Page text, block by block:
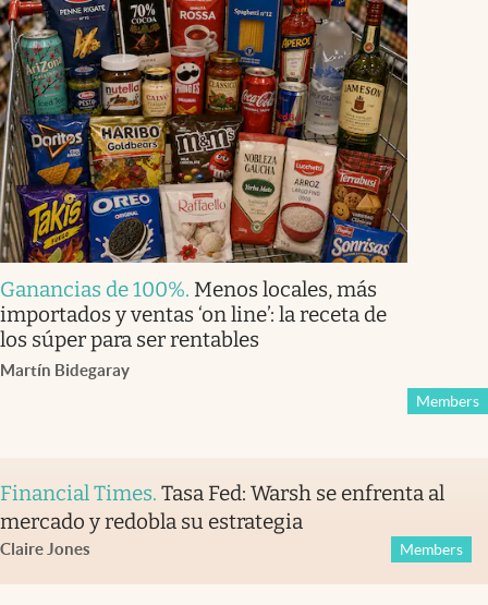
Ganancias de 100%. Menos locales, más
importados y ventas ‘on line’: la receta de
los súper para ser rentables
Martín Bidegaray
Members
Financial Times. Tasa Fed: Warsh se enfrenta al
mercado y redobla su estrategia
Claire Jones Members